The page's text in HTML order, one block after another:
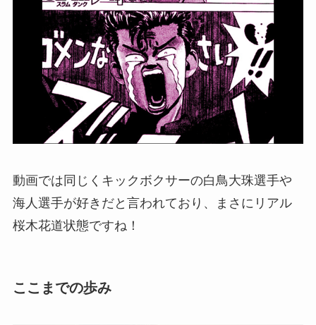
動画では同じくキックボクサーの白鳥大珠選手や
海人選手が好きだと言われており、まさにリアル
桜木花道状態ですね！
ここまでの歩み